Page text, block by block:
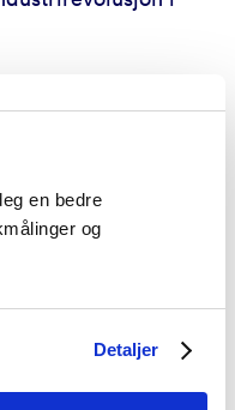
en bedre
og
Detaljer